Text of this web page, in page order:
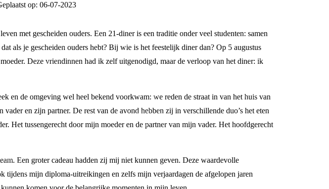
op: 06-07-2023
met gescheiden ouders. Een 21-diner is een traditie onder veel studenten: samen
als je gescheiden ouders hebt? Bij wie is het feestelijk diner dan? Op 5 augustus
Deze vriendinnen had ik zelf uitgenodigd, maar de verloop van het diner: ik
en de omgeving wel heel bekend voorkwam: we reden de straat in van het huis van
en zijn partner. De rest van de avond hebben zij in verschillende duo’s het eten
Het tussengerecht door mijn moeder en de partner van mijn vader. Het hoofdgerecht
Een groter cadeau hadden zij mij niet kunnen geven. Deze waardevolle
mijn diploma-uitreikingen en zelfs mijn verjaardagen de afgelopen jaren